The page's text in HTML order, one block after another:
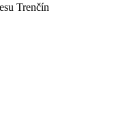
Trenčín